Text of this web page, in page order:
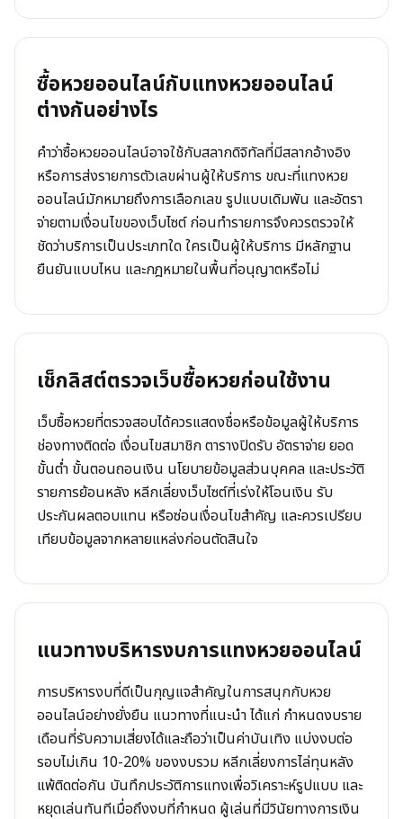
ซื้อหวยออนไลน์กับแทงหวยออนไลน์
ต่างกันอย่างไร
คำว่าซื้อหวยออนไลน์อาจใช้กับสลากดิจิทัลที่มีสลากอ้างอิง
หรือการส่งรายการตัวเลขผ่านผู้ให้บริการ ขณะที่แทงหวย
ออนไลน์มักหมายถึงการเลือกเลข รูปแบบเดิมพัน และอัตรา
จ่ายตามเงื่อนไขของเว็บไซต์ ก่อนทำรายการจึงควรตรวจให้
ชัดว่าบริการเป็นประเภทใด ใครเป็นผู้ให้บริการ มีหลักฐาน
ยืนยันแบบไหน และกฎหมายในพื้นที่อนุญาตหรือไม่
เช็กลิสต์ตรวจเว็บซื้อหวยก่อนใช้งาน
เว็บซื้อหวยที่ตรวจสอบได้ควรแสดงชื่อหรือข้อมูลผู้ให้บริการ
ช่องทางติดต่อ เงื่อนไขสมาชิก ตารางปิดรับ อัตราจ่าย ยอด
ขั้นต่ำ ขั้นตอนถอนเงิน นโยบายข้อมูลส่วนบุคคล และประวัติ
รายการย้อนหลัง หลีกเลี่ยงเว็บไซต์ที่เร่งให้โอนเงิน รับ
ประกันผลตอบแทน หรือซ่อนเงื่อนไขสำคัญ และควรเปรียบ
เทียบข้อมูลจากหลายแหล่งก่อนตัดสินใจ
แนวทางบริหารงบการแทงหวยออนไลน์
การบริหารงบที่ดีเป็นกุญแจสำคัญในการสนุกกับหวย
ออนไลน์อย่างยั่งยืน แนวทางที่แนะนำ ได้แก่ กำหนดงบราย
เดือนที่รับความเสี่ยงได้และถือว่าเป็นค่าบันเทิง แบ่งงบต่อ
รอบไม่เกิน 10-20% ของงบรวม หลีกเลี่ยงการไล่ทุนหลัง
แพ้ติดต่อกัน บันทึกประวัติการแทงเพื่อวิเคราะห์รูปแบบ และ
หยุดเล่นทันทีเมื่อถึงงบที่กำหนด ผู้เล่นที่มีวินัยทางการเงิน